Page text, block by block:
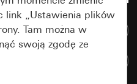
link „Ustawienia plików
Tam można w
swoją zgodę ze